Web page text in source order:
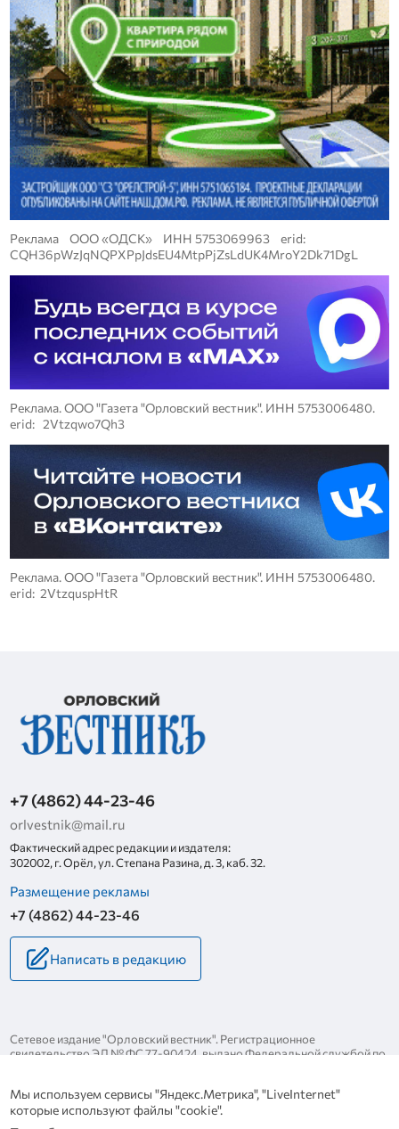
Реклама ООО «ОДСК» ИНН 5753069963 erid:
CQH36pWzJqNQPXPpJdsEU4MtpPjZsLdUK4MroY2Dk71DgL
Реклама. ООО "Газета "Орловский вестник". ИНН 5753006480.
erid: 2Vtzqwo7Qh3
Реклама. ООО "Газета "Орловский вестник". ИНН 5753006480.
erid: 2VtzquspHtR
+7 (4862) 44-23-46
orlvestnik@mail.ru
Фактический адрес редакции и издателя:
302002, г. Орёл, ул. Степана Разина, д. 3, каб. 32.
Размещение рекламы
+7 (4862) 44-23-46
Написать в редакцию
Сетевое издание "Орловский вестник". Регистрационное
свидетельство ЭЛ № ФС 77-90424, выдано Федеральной службой по
Политика конфиденциальности
Мы используем сервисы "Яндекс.Метрика", "LiveInternet"
которые используют файлы "cookie".